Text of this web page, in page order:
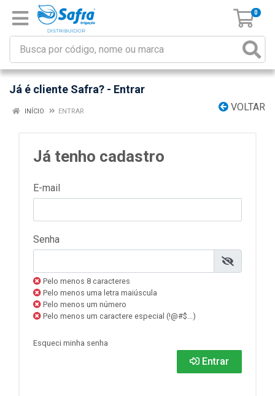
0
Já é cliente Safra? - Entrar
VOLTAR
INÍCIO ENTRAR
Já tenho cadastro
E-mail
Senha
Pelo menos 8 caracteres
Pelo menos uma letra maiúscula
Pelo menos um número
Pelo menos um caractere especial (!@#$...)
Esqueci minha senha
Entrar